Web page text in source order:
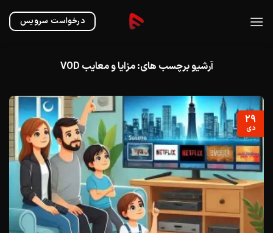
درخواست سرویس
آرشیو برچسب های:مزایا و معایب VOD
۲۹
دی